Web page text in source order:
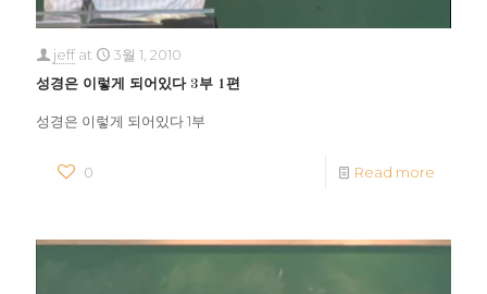
jeff at 3월 1, 2010
성경은 이렇게 되어있다 3부 1편
성경은 이렇게 되어있다 1부
0 Read more